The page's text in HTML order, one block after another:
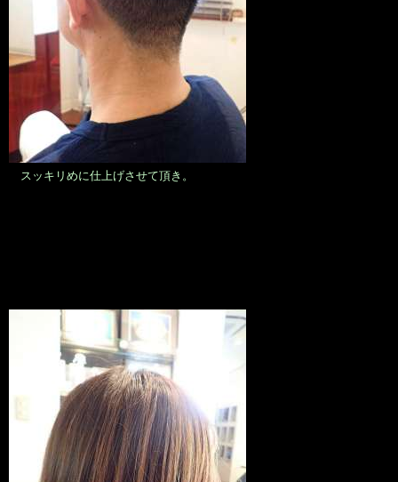
スッキリめに仕上げさせて頂き。